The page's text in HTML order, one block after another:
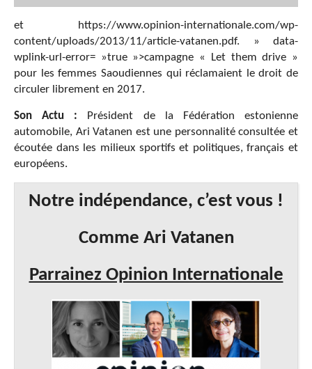
et https://www.opinion-internationale.com/wp-
content/uploads/2013/11/article-vatanen.pdf. » data-
wplink-url-error= »true »>campagne « Let them drive »
pour les femmes Saoudiennes qui réclamaient le droit de
circuler librement en 2017.
Son Actu : Président de la Fédération estonienne
automobile, Ari Vatanen est une personnalité consultée et
écoutée dans les milieux sportifs et politiques, français et
européens.
Notre indépendance, c’est vous !
Comme Ari Vatanen
Parrainez Opinion Internationale